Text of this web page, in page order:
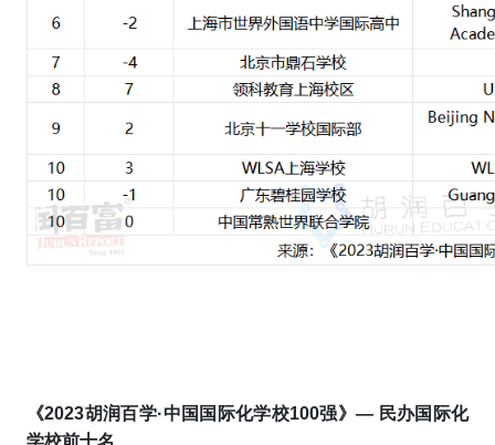
《2023胡润百学·中国国际化学校100强》— 民办国际化
学校前十名